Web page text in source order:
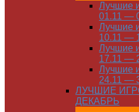
Лучшие
01.11 —
Лучшие
10.11 —
Лучшие
17.11 —
Лучшие
24.11 —
ЛУЧШИЕ
ДЕКАБРЬ